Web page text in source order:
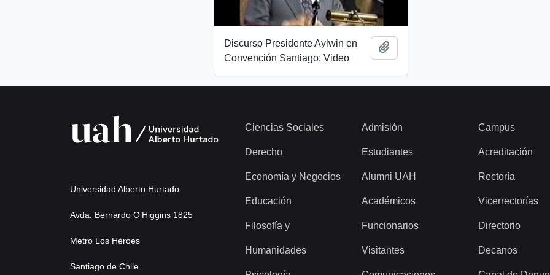
Discurso Presidente Aylwin en
Convención Santiago: Video
Universidad Alberto Hurtado
Avda. Bernardo O’Higgins 1825
Metro Los Héroes
Santiago de Chile
Ciencias Sociales
Derecho
Economía y Negocios
Educación
Filosofía y
Humanidades
Admisión
Estudiantes
Alumni UAH
Académicos
Funcionarios
Visitantes
Campus
Acreditación
Rectoría
Vicerrectorías
Directorio
Decanos